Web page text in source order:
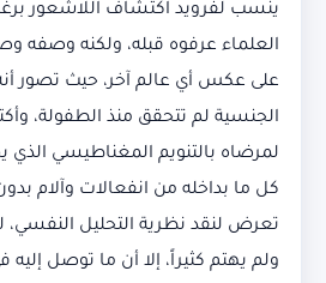
ينسب لفرويد اكتشاف اللاشعور
العلماء عرفوه قبله، ولكنه وصفه
على عكس أي عالم آخر، حيث تصور
الجنسية لم تتحقق منذ الطفولة،
لمرضاه بالتنويم المغناطيسي
كل ما بداخله من انفعالات وآلام
تعرض لنقد نظرية التحليل النفسي،
ولم يهتم كثيراً، إلا أن ما توصل